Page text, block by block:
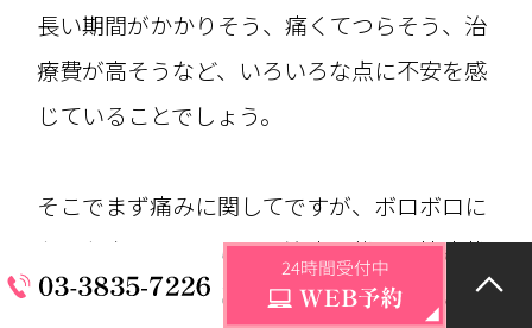
長い期間がかかりそう、痛くてつらそう、治
療費が高そうなど、いろいろな点に不安を感
じていることでしょう。
そこでまず痛みに関してですが、ボロボロに
なった歯だからといって治療に伴う不快症状
が極端に強くなるということはありません。